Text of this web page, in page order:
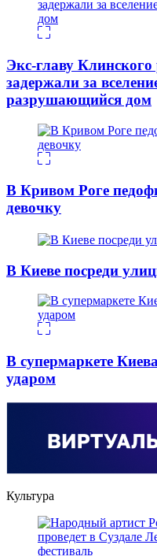
Экс-главу
задержали за
разрушающийся дом
В Кривом Роге
девочку
В Киеве посреди
В супермаркете
ударом
Культура